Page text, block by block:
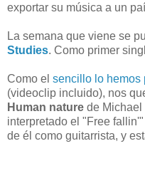
exportar su música a un
La semana que viene se
Studies. Como primer
Como el sencillo lo hemos
(videoclip incluido), nos
Human nature de Michael
interpretado el "Free
de él como guitarrista, y